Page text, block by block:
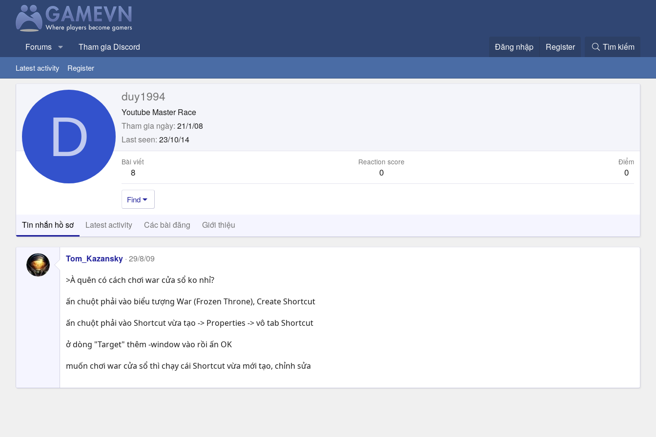
Forums Tham gia Discord Đăng nhập Register Tìm kiếm
Latest activity Register
D
duy1994
Youtube Master Race
Tham gia ngày 21/1/08
Last seen 23/10/14
Bài viết
8
Reaction score
0
Điểm
0
Find
Tin nhắn hồ sơ Latest activity Các bài đăng Giới thiệu
Tom_Kazansky 29/8/09
>À quên có cách chơi war cửa sổ ko nhỉ?
ấn chuột phải vào biểu tượng War (Frozen Throne), Create Shortcut
ấn chuột phải vào Shortcut vừa tạo -> Properties -> vô tab Shortcut
ở dòng "Target" thêm -window vào rồi ấn OK
muốn chơi war cửa sổ thì chạy cái Shortcut vừa mới tạo, chỉnh sửa